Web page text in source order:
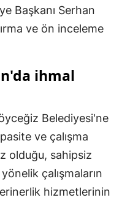
Başkanı Serhan
ve ön inceleme
ihmal
Belediyesi'ne
ve çalışma
olduğu, sahipsiz
çalışmaların
hizmetlerinin